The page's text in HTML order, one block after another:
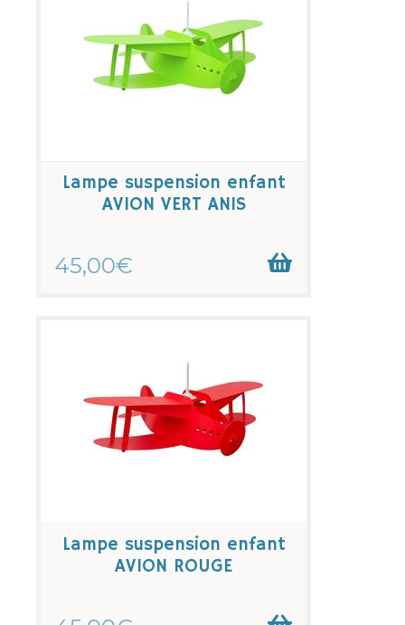
Lampe suspension enfant
AVION VERT ANIS
45,00€
Lampe suspension enfant
AVION ROUGE